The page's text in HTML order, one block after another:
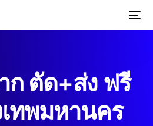
ก ตัด+ส่ง ฟรี
ทพมหานคร